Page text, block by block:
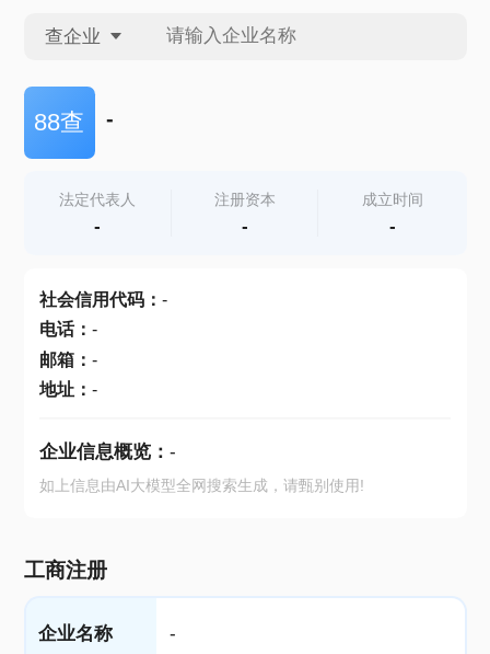
查企业
查企业
查产地
88查 -
法定代表人
-
注册资本
-
成立时间
-
社会信用代码： -
电话： -
邮箱： -
地址： -
企业信息概览： -
如上信息由AI大模型全网搜索生成，请甄别使用!
工商注册
企业名称 -